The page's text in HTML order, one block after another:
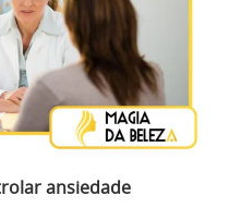
ansiedade